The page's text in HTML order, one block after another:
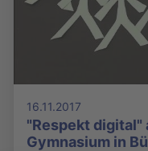
16.11.2017
"Respekt digital"
Gymnasium in